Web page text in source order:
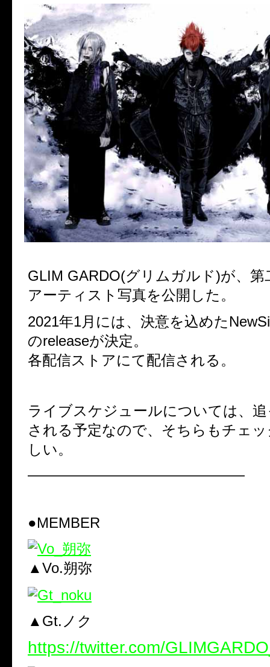
GLIM GARDO(グリムガルド)が、第
アーティスト写真を公開した。
2021年1月には、決意を込めた
のreleaseが決定。
各配信ストアにて配信される。
ライブスケジュールについては、
される予定なので、そちらもチェ
しい。
———————————————
●MEMBER
▲Vo.朔弥
▲Gt.ノク
https://twitter.com/